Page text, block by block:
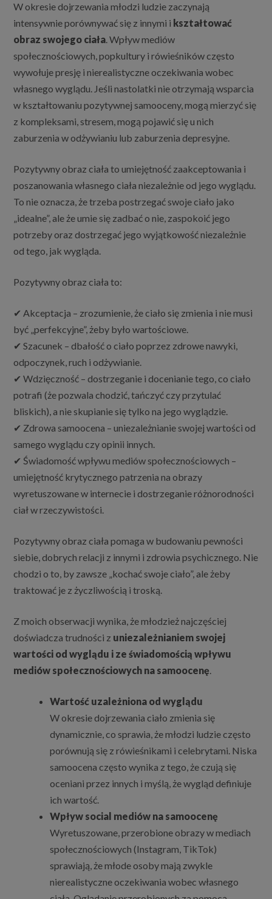
W okresie dojrzewania młodzi ludzie zaczynają
intensywnie porównywać się z innymi i kształtować
obraz swojego ciała. Wpływ mediów
społecznościowych, popkultury i rówieśników często
wywołuje presję i nierealistyczne oczekiwania wobec
własnego wyglądu. Jeśli nastolatki nie otrzymają wsparcia
w kształtowaniu pozytywnej samooceny, mogą mierzyć się
z kompleksami, stresem, mogą pojawić się u nich
zaburzenia w odżywianiu lub zaburzenia depresyjne.
Pozytywny obraz ciała to umiejętność zaakceptowania i
poszanowania własnego ciała niezależnie od jego wyglądu.
To nie oznacza, że trzeba postrzegać swoje ciało jako
„idealne”, ale że umie się zadbać o nie, zaspokoić jego
potrzeby oraz dostrzegać jego wyjątkowość niezależnie
od tego, jak wygląda.
Pozytywny obraz ciała to:
✔ Akceptacja – zrozumienie, że ciało się zmienia i nie musi
być „perfekcyjne”, żeby było wartościowe.
✔ Szacunek – dbałość o ciało poprzez zdrowe nawyki,
odpoczynek, ruch i odżywianie.
✔ Wdzięczność – dostrzeganie i docenianie tego, co ciało
potrafi (że pozwala chodzić, tańczyć czy przytulać
bliskich), a nie skupianie się tylko na jego wyglądzie.
✔ Zdrowa samoocena – uniezależnianie swojej wartości od
samego wyglądu czy opinii innych.
✔ Świadomość wpływu mediów społecznościowych –
umiejętność krytycznego patrzenia na obrazy
wyretuszowane w internecie i dostrzeganie różnorodności
ciał w rzeczywistości.
Pozytywny obraz ciała pomaga w budowaniu pewności
siebie, dobrych relacji z innymi i zdrowia psychicznego. Nie
chodzi o to, by zawsze „kochać swoje ciało”, ale żeby
traktować je z życzliwością i troską.
Z moich obserwacji wynika, że młodzież najczęściej
doświadcza trudności z uniezależnianiem swojej
wartości od wyglądu i ze świadomością wpływu
mediów społecznościowych na samoocenę.
Wartość uzależniona od wyglądu
W okresie dojrzewania ciało zmienia się
dynamicznie, co sprawia, że młodzi ludzie często
porównują się z rówieśnikami i celebrytami. Niska
samoocena często wynika z tego, że czują się
oceniani przez innych i myślą, że wygląd definiuje
ich wartość.
Wpływ social mediów na samoocenę
Wyretuszowane, przerobione obrazy w mediach
społecznościowych (Instagram, TikTok)
sprawiają, że młode osoby mają zwykle
nierealistyczne oczekiwania wobec własnego